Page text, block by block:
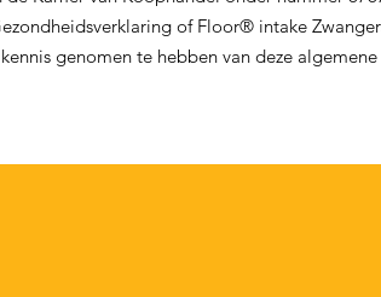
of Floor® intake
genomen te hebben van deze algemene